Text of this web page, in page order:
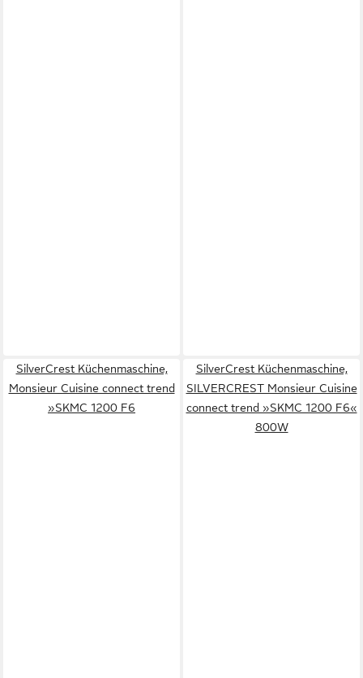
SilverCrest Küchenmaschine,
Monsieur Cuisine connect trend
»SKMC 1200 F6
SilverCrest Küchenmaschine,
SILVERCREST Monsieur Cuisine
connect trend »SKMC 1200 F6«
800W